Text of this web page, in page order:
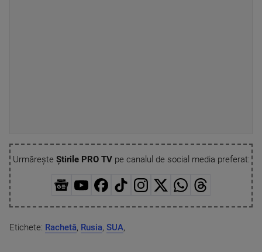
Urmărește Știrile PRO TVpe canalul de social media preferat:
Etichete: Rachetă, Rusia, SUA,